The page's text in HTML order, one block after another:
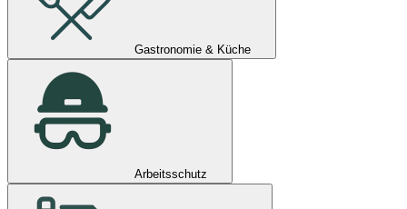
Gastronomie & Küche
Arbeitsschutz